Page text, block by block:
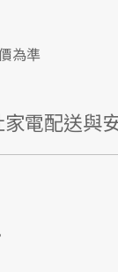
為準
電配送與